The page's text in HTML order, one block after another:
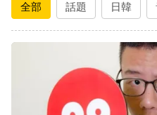
全部 話題 日韓